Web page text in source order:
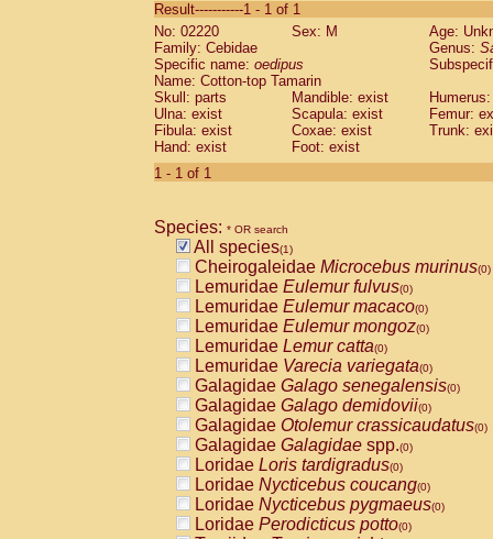
CebidaeSaguinus labiatus(0)
Cebidae Saguinus leucopus (0)
Cebidae
CebidaeSaguinus mystax
Cebidae Saguinus nigricollis (0)
Cebidae Saguinus oedipus
Cebidae Saguinus weddelli
Cebidae Saguinusspp.
Cebidae
CebidaeCebus capucinus
CebidaeCebus nigrivittatus
CebidaeCebus spp.(0)
CebidaeSaimiri boliviensis(0)
CebidaeSaimiri sciureus(0)
AtelidaeAlouatta caraya(0)
AtelidaeAlouatta fusca(0)
AtelidaeAlouatta seniculus(0)
AtelidaeAlouattaspp.(0)
AtelidaeAteles belzebuth(0)
AtelidaeAteles geoffroyi(0)
AtelidaeAteles paniscus(0)
AtelidaeAtelesspp.(0)
AtelidaeLagothrix lagothricha(0)
AtelidaeLagothrix lagothricha cana
PitheciidaeCacajao calvus
Result-----------1 - 1 of 1
No: 02220
Sex: M
Age:
Family: Cebidae
Genus:
Specific name: oedipus
Name: Cotton-top Tamarin
Skull: parts
Mandible: exist
Ulna: exist
Scapula: exist
Femur:
Fibula: exist
Coxae: exist
Trunk:
Hand: exist
Foot: exist
1 - 1 of 1
Species: * OR search
All species(1)
Cheirogaleidae Microcebus murinus(0)
Lemuridae Eulemur fulvus(0)
Lemuridae Eulemur macaco(0)
Lemuridae Eulemur mongoz(0)
Lemuridae Lemur catta(0)
Lemuridae Varecia variegata(0)
Galagidae Galago senegalensis(0)
Galagidae Galago demidovii(0)
Galagidae Otolemur crassicaudatus(0)
Galagidae Galagidae spp.(0)
Loridae Loris tardigradus(0)
Loridae Nycticebus coucang(0)
Loridae Nycticebus pygmaeus(0)
Loridae Perodicticus potto(0)